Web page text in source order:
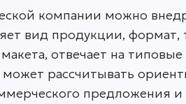
компании можно
вид продукции,
отвечает на
рассчитывать
предложения и